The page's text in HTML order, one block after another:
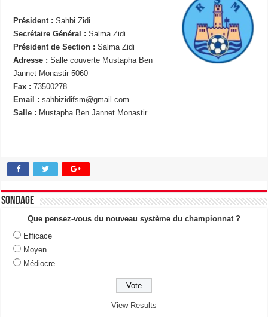
Président : Sahbi Zidi
Secrétaire Général : Salma Zidi
Président de Section : Salma Zidi
Adresse : Salle couverte Mustapha Ben
Jannet Monastir 5060
Fax : 73500278
Email :sahbizidifsm@gmail.com
Salle : Mustapha Ben Jannet Monastir
Sondage
Que pensez-vous du nouveau système du championnat ?
Efficace
Moyen
Médiocre
View Results